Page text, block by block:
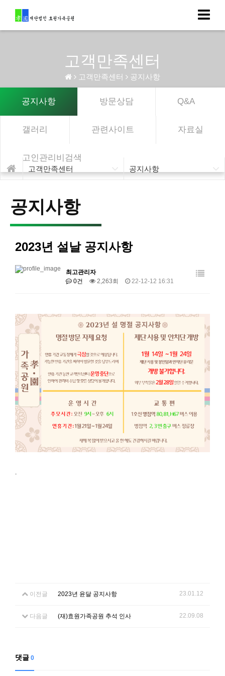
고객만족센터
고객만족센터 공지사항
공지사항 방문상담 Q&A
갤러리 관련사이트 자료실
고인관리비검색
고객만족센터 공지사항
공지사항
2023년 설날 공지사항
최고관리자
0건
2,263회 22-12-12 16:31
이전글 2023년 윤달 공지사항 23.01.12
다음글 (재)효원가족공원 추석 인사 22.09.08
댓글 0